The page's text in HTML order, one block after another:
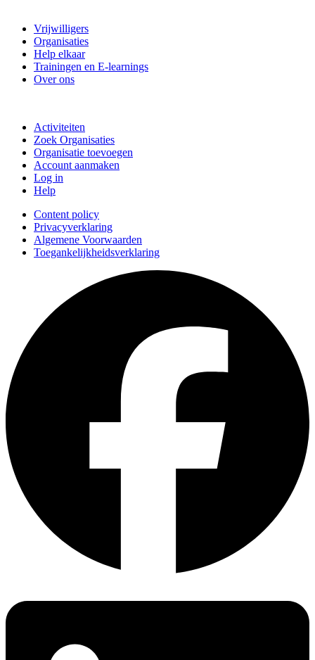
Vrijwilligers
Organisaties
Help elkaar
Trainingen en E-learnings
Over ons
Activiteiten
Zoek Organisaties
Organisatie toevoegen
Account aanmaken
Log in
Help
Content policy
Privacyverklaring
Algemene Voorwaarden
Toegankelijkheidsverklaring